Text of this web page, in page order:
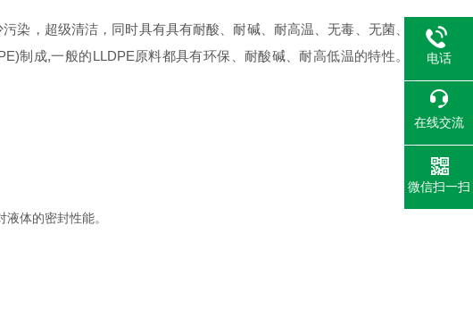
，超级清洁，同时具有具有耐酸、耐碱、耐高温、无毒、无菌、
制成,一般的LLDPE原料都具有环保、耐酸碱、耐高低温的特性。
体的密封性能。
电话
在线交流
微信扫一扫